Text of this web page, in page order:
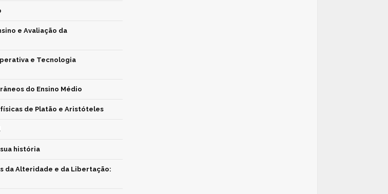
e Avaliação da
e Tecnologia
do Ensino Médio
de Platão e Aristóteles
história
da Alteridade e da Libertação: